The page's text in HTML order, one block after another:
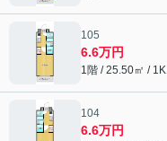
105
6.6万円
1階 / 25.50㎡ / 1K
104
6.6万円